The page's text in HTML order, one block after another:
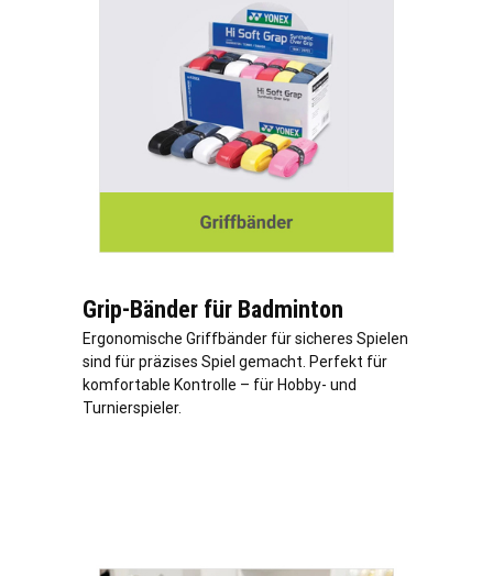
Grip-Bänder für Badminton
Ergonomische Griffbänder für sicheres Spielen
sind für präzises Spiel gemacht. Perfekt für
komfortable Kontrolle – für Hobby- und
Turnierspieler.